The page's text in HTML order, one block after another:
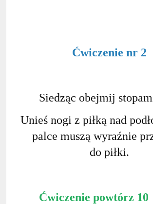
Ćwiczenie nr 2
Siedząc obejmij
Unieś nogi z piłką nad
palce muszą wyraźnie
do piłki.
Ćwiczenie powtórz